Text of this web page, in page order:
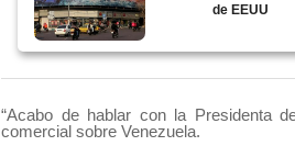
de EEUU
“Acabo de hablar con la Presidenta
comercial sobre Venezuela.